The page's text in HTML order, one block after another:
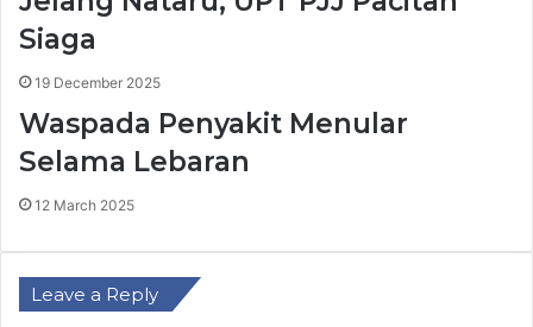
Siaga
19 December 2025
Waspada Penyakit Menular
Selama Lebaran
12 March 2025
Leave a Reply